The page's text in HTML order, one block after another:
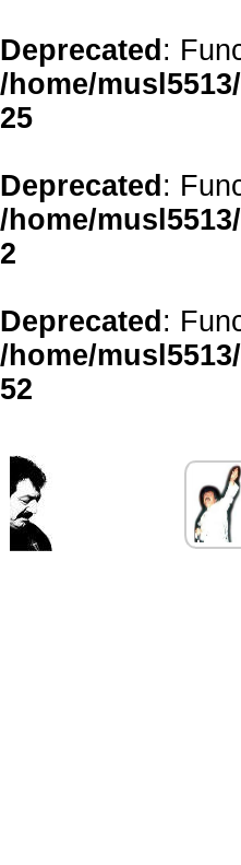
Deprecated :
/home/
25
Deprecated :
/home/
2
Deprecated :
/home/
52